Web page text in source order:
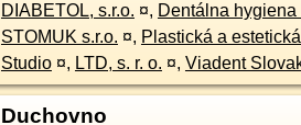
DIABETOL, s.r.o. ¤, Dentálna
STOMUK s.r.o. ¤, Plastická a
Studio ¤, LTD, s. r. o. ¤, Viadent
Duchovno